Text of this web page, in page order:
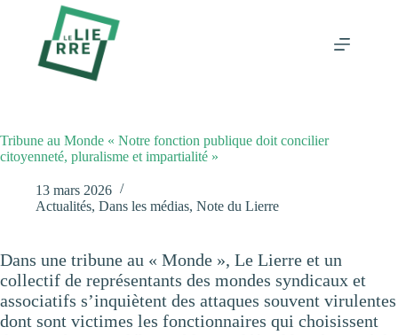
Tribune au Monde « Notre fonction publique doit concilier
citoyenneté, pluralisme et impartialité »
13 mars 2026
Actualités, Dans les médias, Note du Lierre
Dans une tribune au « Monde », Le Lierre et un
collectif de représentants des mondes syndicaux et
associatifs s’inquiètent des attaques souvent virulentes
dont sont victimes les fonctionnaires qui choisissent